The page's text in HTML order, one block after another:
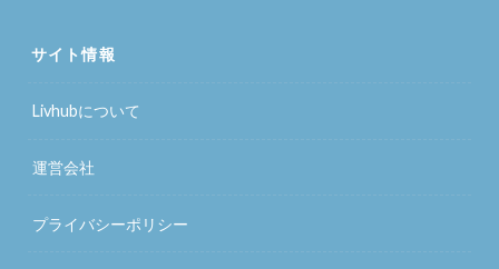
サイト情報
Livhubについて
運営会社
プライバシーポリシー